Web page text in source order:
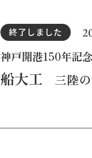
終了しました
神戸開港150年記
船大工 三陸